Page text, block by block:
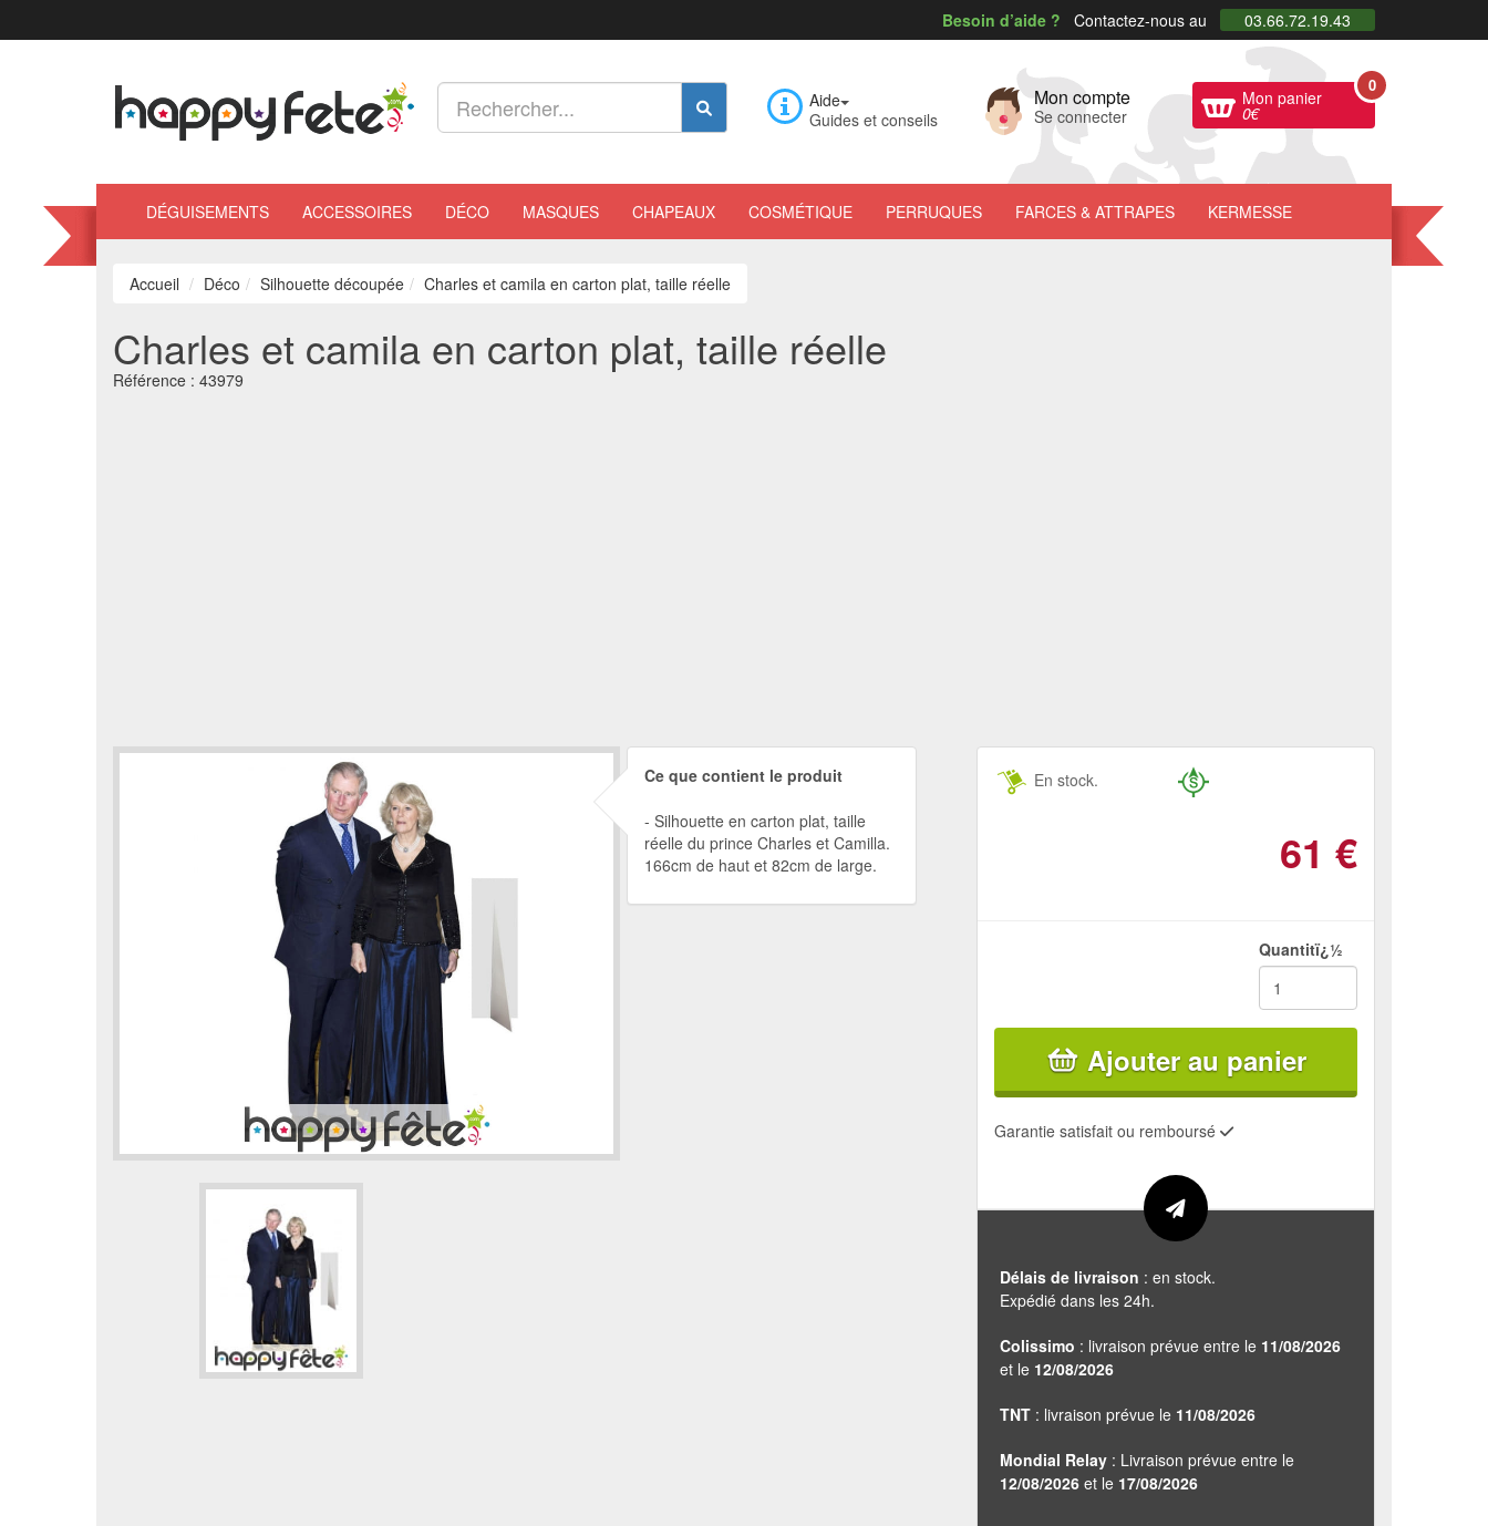
Besoin d’aide ? Contactez-nous au 03.66.72.19.43
Aide
Guides et conseils
Mon compte
Se connecter
Mon panier
0€
0
DÉGUISEMENTS ACCESSOIRES DÉCO MASQUES CHAPEAUX COSMÉTIQUE PERRUQUES FARCES & ATTRAPES KERMESSE
Accueil Déco Silhouette découpée Charles et camila en carton plat, taille réelle
Charles et camila en carton plat, taille réelle
Référence : 43979
Ce que contient le produit
Silhouette en carton plat, taille
réelle du prince Charles et Camilla.
166cm de haut et 82cm de large.
En stock.
61 €
Quantitï¿½
Ajouter au panier
Garantie satisfait ou remboursé
Délais de livraison : en stock.
Expédié dans les 24h.
Colissimo : livraison prévue entre le 11/08/2026
et le 12/08/2026
TNT : livraison prévue le 11/08/2026
Mondial Relay : Livraison prévue entre le
12/08/2026 et le 17/08/2026